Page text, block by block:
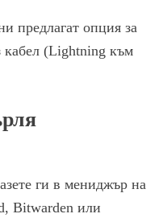
предлагат опция за
кабел (Lightning към
ги в мениджър на
Bitwarden или